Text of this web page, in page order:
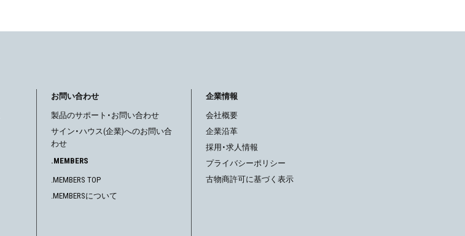
お問い合わせ
製品のサポート・お問い合わせ
サイン・ハウス(企業)へのお問い合
わせ
.MEMBERS
.MEMBERS TOP
.MEMBERSについて
企業情報
会社概要
企業沿革
採用・求人情報
プライバシーポリシー
古物商許可に基づく表示